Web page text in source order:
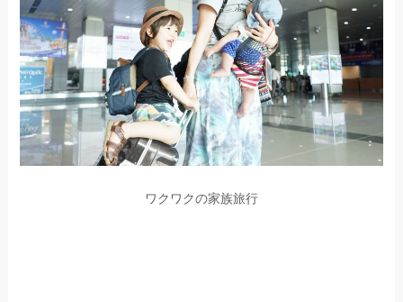
ワクワクの家族旅行